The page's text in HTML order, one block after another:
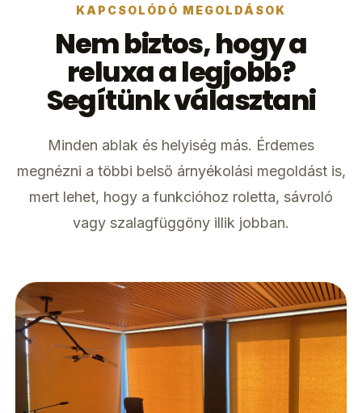
KAPCSOLÓDÓ MEGOLDÁSOK
Nem biztos, hogy a
reluxa a legjobb?
Segítünk választani
Minden ablak és helyiség más. Érdemes
megnézni a többi belső árnyékolási megoldást is,
mert lehet, hogy a funkcióhoz roletta, sávroló
vagy szalagfüggöny illik jobban.